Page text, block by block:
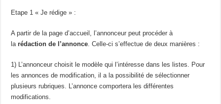
Etape 1 « Je rédige » :
A partir de la page d’accueil, l’annonceur peut procéder à
larédaction de l’annonce. Celle-ci s’effectue de deux manières :
1) L’annonceur choisit le modèle qui l’intéresse dans les listes. Pour
les annonces de modification, il a la possibilité de sélectionner
plusieurs rubriques. L’annonce comportera les différentes
modifications.